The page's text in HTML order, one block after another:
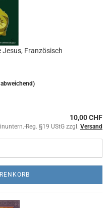
Jesus, Französisch
10,00 CHF
Reg. §19 UStG zzgl. Versand